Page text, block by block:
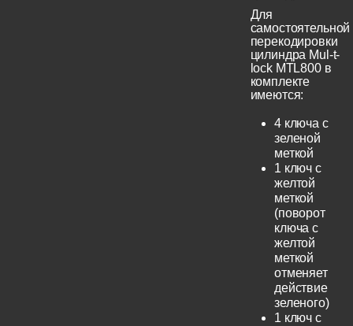
Для
самостоятельной
перекодировки
цилиндра Mul-t-
lock MTL800 в
комплекте
имеются:
4 ключа с
зеленой
меткой
1 ключ с
желтой
меткой
(поворот
ключа с
желтой
меткой
отменяет
действие
зеленого)
1 ключ с